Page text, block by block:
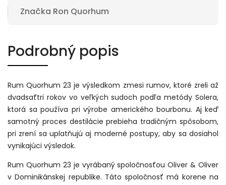
Značka Ron Quorhum
Podrobný popis
Rum Quorhum 23 je výsledkom zmesi rumov, ktoré zreli až
dvadsaťtri rokov vo veľkých sudoch podľa metódy Solera,
ktorá sa používa pri výrobe amerického bourbonu. Aj keď
samotný proces destilácie prebieha tradičným spôsobom,
pri zrení sa uplatňujú aj moderné postupy, aby sa dosiahol
vynikajúci výsledok.
Rum Quorhum 23 je vyrábaný spoločnosťou Oliver & Oliver
v Dominikánskej republike. Táto spoločnosť má korene na